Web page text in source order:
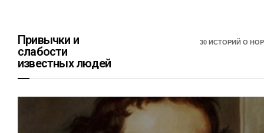
Привычки и
слабости
известных людей
30 ИСТОРИЙ О